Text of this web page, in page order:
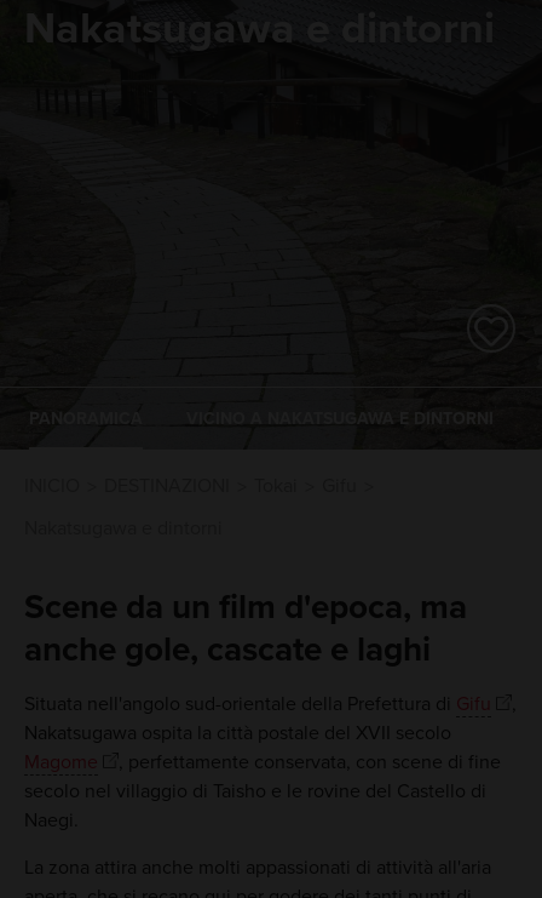
Nakatsugawa e dintorni
Scene da un film d'epoca, ma
anche gole, cascate e laghi
Situata nell'angolo sud-orientale della Prefettura di Gifu
Nakatsugawa ospita la città postale del XVII secolo
Magome
, perfettamente conservata, con scene di fine
secolo nel villaggio di Taisho e le rovine del Castello di
Naegi.
La zona attira anche molti appassionati di attività all'aria